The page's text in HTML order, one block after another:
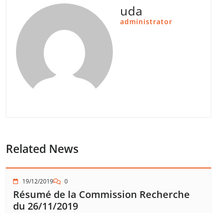
uda
administrator
Related News
19/12/2019 0
Résumé de la Commission Recherche
du 26/11/2019